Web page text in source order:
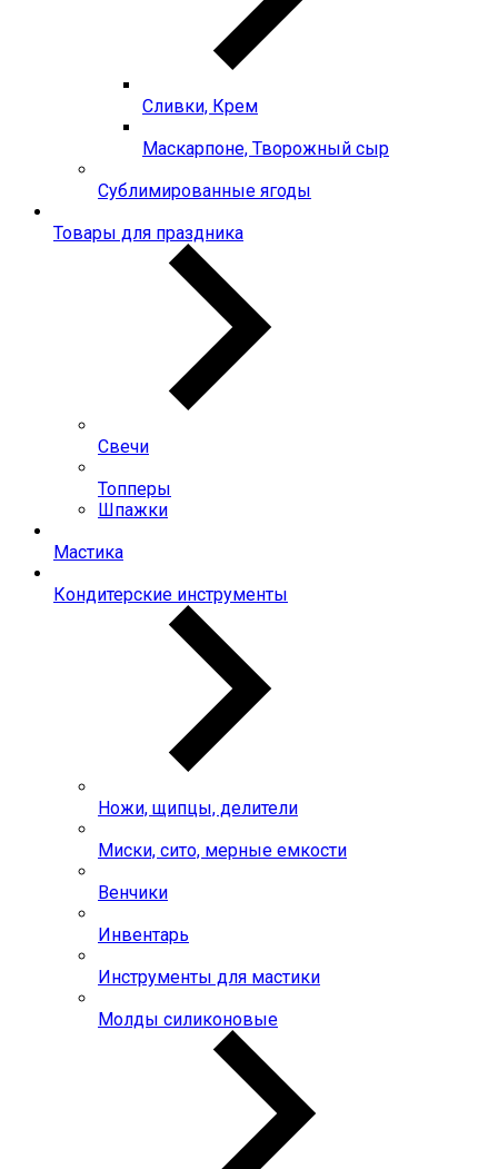
Сливки, Крем
Маскарпоне, Творожный сыр
Сублимированные ягоды
Товары для праздника
Свечи
Топперы
Шпажки
Мастика
Кондитерские инструменты
Ножи, щипцы, делители
Миски, сито, мерные емкости
Венчики
Инвентарь
Инструменты для мастики
Молды силиконовые